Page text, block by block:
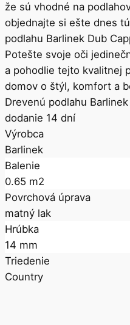
že sú vhodné na
objednajte si ešte dnes
podlahu Barlinek Dub
Potešte svoje oči
a pohodlie tejto kvalitnej
domov o štýl, komfort a
Drevenú podlahu
dodanie 14 dní
Výrobca
Barlinek
Balenie
0.65 m2
Povrchová úprava
matný lak
Hrúbka
14 mm
Triedenie
Country